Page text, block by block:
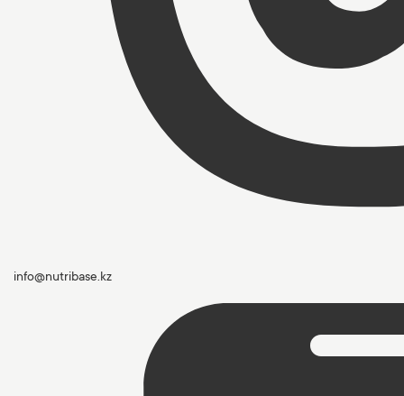
info@nutribase.kz